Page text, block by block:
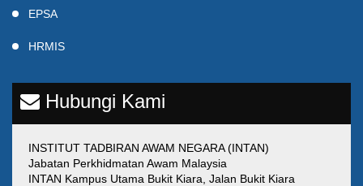
EPSA
HRMIS
Hubungi Kami
INSTITUT TADBIRAN AWAM NEGARA (INTAN)
Jabatan Perkhidmatan Awam Malaysia
INTAN Kampus Utama Bukit Kiara, Jalan Bukit Kiara